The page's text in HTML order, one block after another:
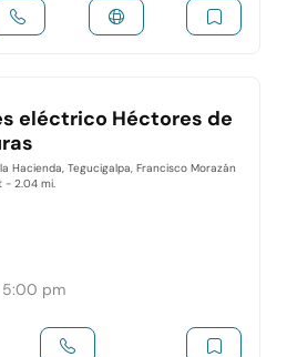
eléctrico Héctores de
Hacienda, Tegucigalpa, Francisco Morazán
- 2.04 mi.
pm